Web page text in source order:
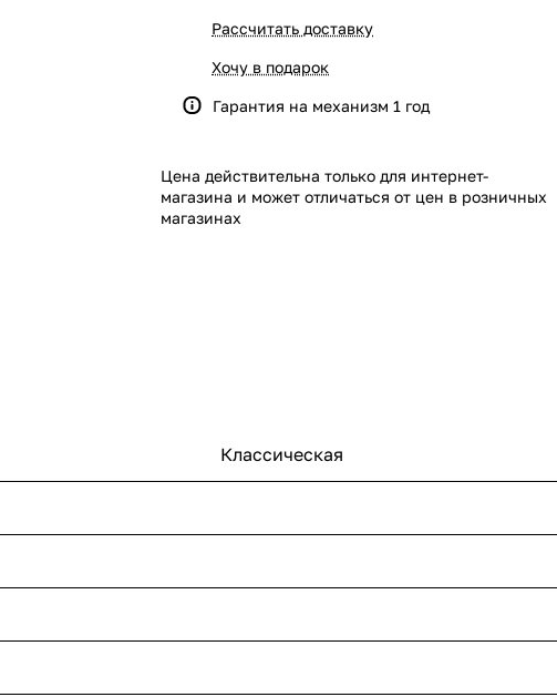
Рассчитать доставку
Хочу в подарок
Гарантия на механизм 1 год
Цена действительна только для интернет-
магазина и может отличаться от цен в розничных
магазинах
Классическая